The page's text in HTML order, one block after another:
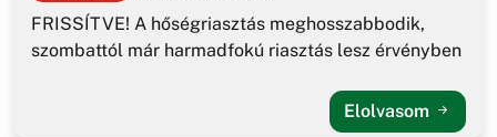
FRISSÍTVE! A hőségriasztás meghosszabbodik,
szombattól már harmadfokú riasztás lesz érvényben
Elolvasom